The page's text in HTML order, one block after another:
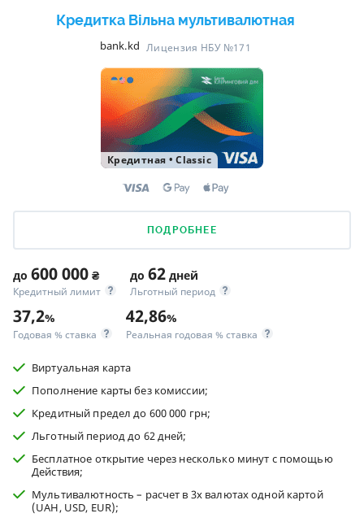
Кредитка Вільна мультивалютная
bank.kd Лицензия НБУ №171
Кредитная •Classic
ПОДРОБНЕЕ
до 600 000 ₴
Кредитный лимит
до 62 дней
Льготный период
37,2%
Годовая % ставка
42,86%
Реальная годовая % ставка
Виртуальная карта
Пополнение карты без комиссии;
Кредитный предел до 600 000 грн;
Льготный период до 62 дней;
Бесплатное открытие через несколько минут с помощью
Действия;
Мультивалютность – расчет в 3х валютах одной картой
(UAH, USD, EUR);